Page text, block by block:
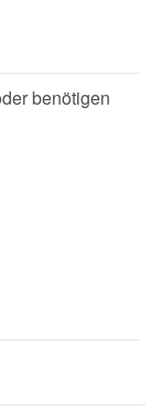
benötigen